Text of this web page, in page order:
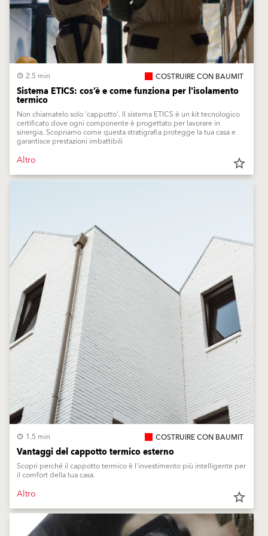
2.5 min COSTRUIRE CON BAUMIT
Sistema ETICS: cos’è e come funziona per l'isolamento
termico
Non chiamatelo solo 'cappotto'. Il sistema ETICS è un kit tecnologico
certificato dove ogni componente è progettato per lavorare in
sinergia. Scopriamo come questa stratigrafia protegge la tua casa e
garantisce prestazioni imbattibili
Altro star_border
1.5 min COSTRUIRE CON BAUMIT
Vantaggi del cappotto termico esterno
Scopri perché il cappotto termico è l'investimento più intelligente per
il comfort della tua casa.
Altro star_border